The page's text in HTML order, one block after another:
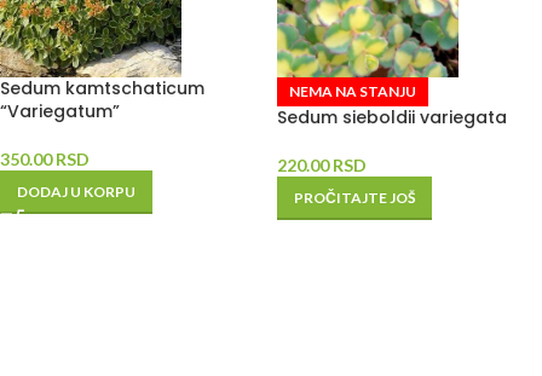
Sedum kamtschaticum
“Variegatum”
350.00RSD
DODAJ U KORPU
NEMA NA STANJU
Sedum sieboldii variegata
220.00RSD
PROČITAJTE JOŠ